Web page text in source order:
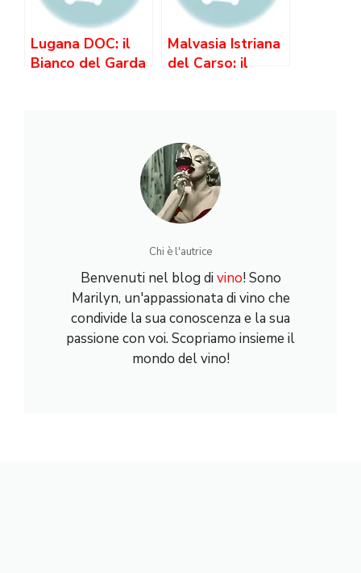
Lugana DOC: il
Bianco del Garda
Malvasia Istriana
del Carso: il
Chi è l'autrice
Benvenuti nel blog divino! Sono
Marilyn, un'appassionata di vino che
condivide la sua conoscenza e la sua
passione con voi. Scopriamo insieme il
mondo del vino!